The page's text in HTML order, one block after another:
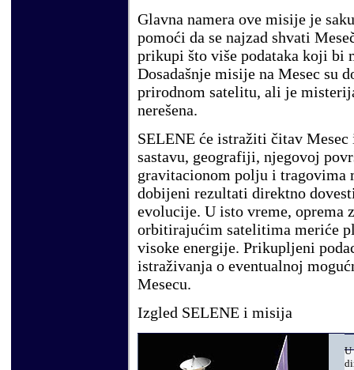
Glavna namera ove misije je
pomoći da se najzad shvati
prikupi što više podataka koji
Dosadašnje misije na Mesec su
prirodnom satelitu, ali je
nerešena.
SELENE će istražiti čitav
sastavu, geografiji, njegovoj
gravitacionom polju i tragovima
dobijeni rezultati direktno
evolucije. U isto vreme, oprema
orbitirajućim satelitima meriće
visoke energije. Prikupljeni
istraživanja o eventualnoj
Mesecu.
Izgled SELENE i misija
U